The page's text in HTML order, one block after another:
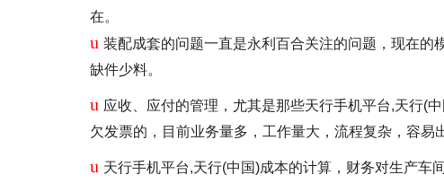
在。
u 装配成套的问题一直是永利百合关注的问题，现在的
缺件少料。
u 应收、应付的管理，尤其是那些天行手机平台,天行(
欠发票的，目前业务量多，工作量大，流程复杂，容易
u 天行手机平台,天行(中国)成本的计算，财务对生产车